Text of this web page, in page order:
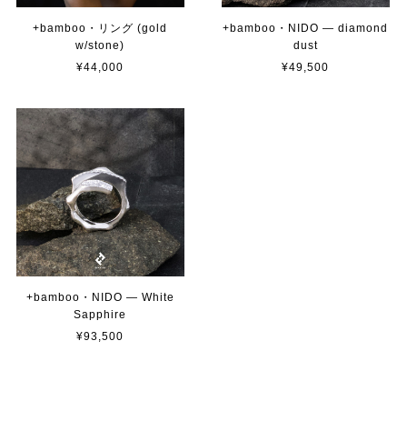
+bamboo・リング (gold
w/stone)
¥44,000
+bamboo・NIDO — diamond
dust
¥49,500
+bamboo・NIDO — White
Sapphire
¥93,500